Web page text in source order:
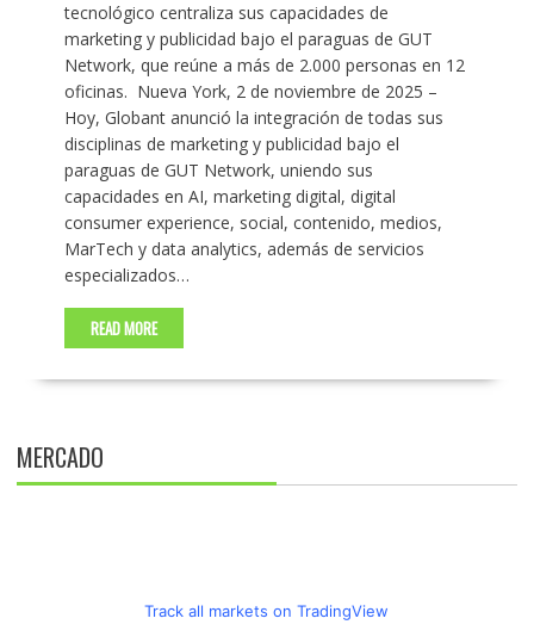
tecnológico centraliza sus capacidades de
marketing y publicidad bajo el paraguas de GUT
Network, que reúne a más de 2.000 personas en 12
oficinas. Nueva York, 2 de noviembre de 2025 –
Hoy, Globant anunció la integración de todas sus
disciplinas de marketing y publicidad bajo el
paraguas de GUT Network, uniendo sus
capacidades en AI, marketing digital, digital
consumer experience, social, contenido, medios,
MarTech y data analytics, además de servicios
especializados…
READ MORE
MERCADO
Track all markets on TradingView